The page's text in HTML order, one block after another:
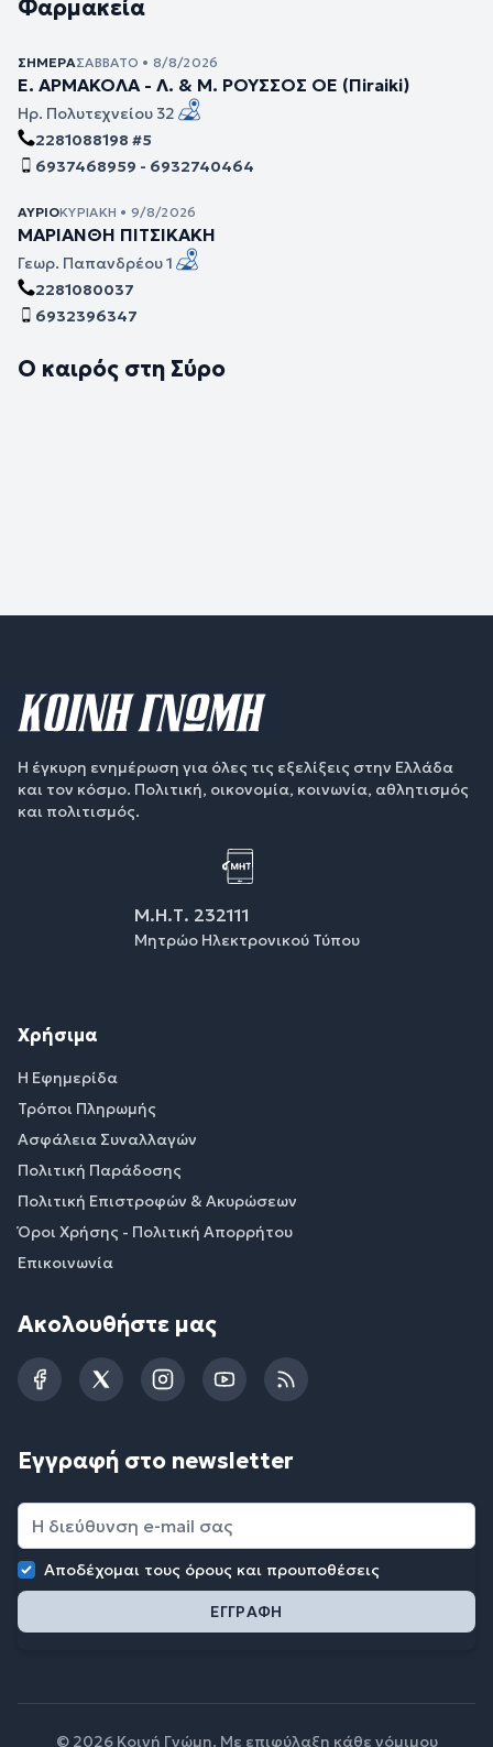
Φαρμακεία
ΣΉΜΕΡΑΣΆΒΒΑΤΟ • 8/8/2026
Ε. ΑΡΜΑΚΟΛΑ - Λ. & Μ. ΡΟΥΣΣΟΣ ΟΕ (Πiraiki)
Ηρ. Πολυτεχνείου 32
2281088198 #5
6937468959 - 6932740464
ΑΎΡΙΟΚΥΡΙΑΚΉ • 9/8/2026
ΜΑΡΙΑΝΘΗ ΠΙΤΣΙΚΑΚΗ
Γεωρ. Παπανδρέου 1
2281080037
6932396347
Ο καιρός στη Σύρο
Η έγκυρη ενημέρωση για όλες τις εξελίξεις στην Ελλάδα
και τον κόσμο. Πολιτική, οικονομία, κοινωνία, αθλητισμός
και πολιτισμός.
Μ.Η.Τ. 232111
Μητρώο Ηλεκτρονικού Τύπου
Χρήσιμα
Η Εφημερίδα
Τρόποι Πληρωμής
Ασφάλεια Συναλλαγών
Πολιτική Παράδοσης
Πολιτική Επιστροφών & Ακυρώσεων
Όροι Χρήσης - Πολιτική Απορρήτου
Επικοινωνία
Ακολουθήστε μας
FacebookTwitterInstagramYouTubeRSS
Εγγραφή στο newsletter
Αποδέχομαι τους όρους και προυποθέσεις
© 2026 Κοινή Γνώμη. Με επιφύλαξη κάθε νόμιμου